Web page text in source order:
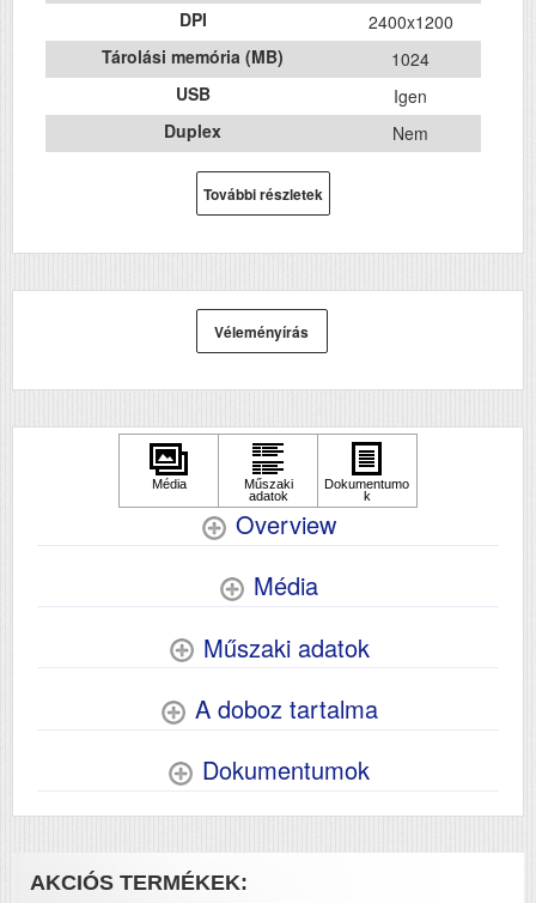
DPI
2400x1200
Tárolási memória (MB)
1024
USB
Igen
Duplex
Nem
Szín
Méret
Technológia
Hálozat
Wifi
Igen
Szkennelés
nem
Megjegyzés
Szegélymentes nyomtatás,
Automatikus vágó, Állvánnyal
felszerelt
További részletek
Véleményírás
Overview
Média
Műszaki adatok
A doboz tartalma
Dokumentumok
AKCIÓS TERMÉKEK: